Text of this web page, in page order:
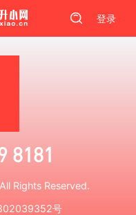
登录
8181
All Rights Reserved.
号